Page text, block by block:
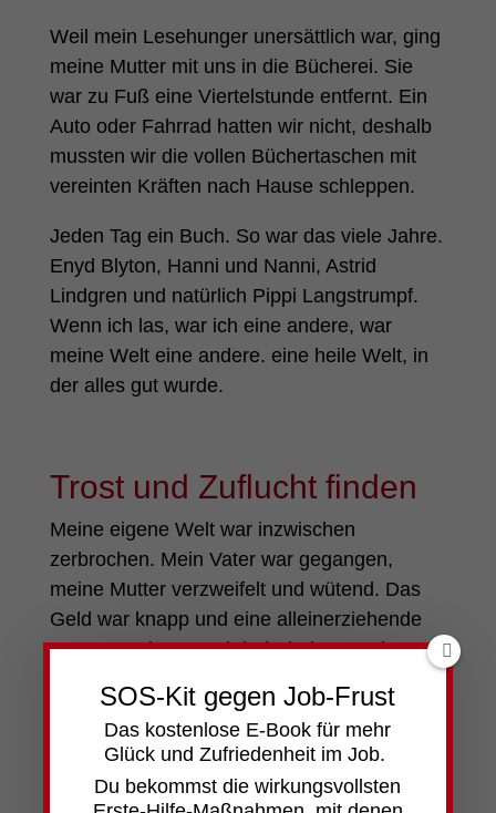
Weil mein Lesehunger unersättlich war, ging
meine Mutter mit uns in die Bücherei. Sie
war zu Fuß eine Viertelstunde entfernt. Ein
Auto oder Fahrrad hatten wir nicht, deshalb
mussten wir die vollen Büchertaschen mit
vereinten Kräften nach Hause schleppen.
Jeden Tag ein Buch. So war das viele Jahre.
Enyd Blyton, Hanni und Nanni, Astrid
Lindgren und natürlich Pippi Langstrumpf.
Wenn ich las, war ich eine andere, war
meine Welt eine andere. eine heile Welt, in
der alles gut wurde.
Trost und Zuflucht finden
Meine eigene Welt war inzwischen
zerbrochen. Mein Vater war gegangen,
meine Mutter verzweifelt und wütend. Das
Geld war knapp und eine alleinerziehende
Frau, gerade 30 und drei Kinder, wurde von
Ich war schon immer ein Papakind und
vermisste ihn, obwohl er nie ein richtiger
Papa gewesen war. Meine Mutter hasste
SOS-Kit gegen Job-Frust
Das kostenlose E-Book für mehr
Glück und Zufriedenheit im Job.
Du bekommst die wirkungsvollsten